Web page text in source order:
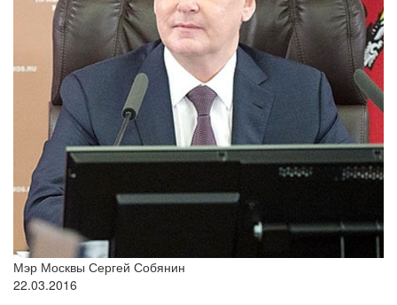
Мэр Москвы Сергей Собянин
22.03.2016